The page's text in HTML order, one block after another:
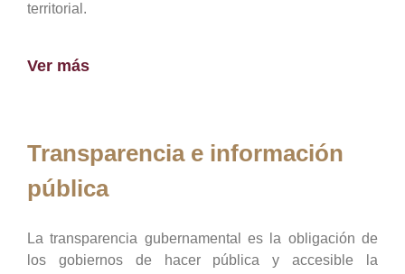
territorial.
Ver más
Transparencia e información
pública
La transparencia gubernamental es la obligación de
los gobiernos de hacer pública y accesible la